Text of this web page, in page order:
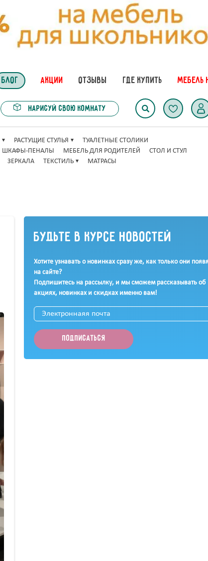
БЛОГ АКЦИИ ОТЗЫВЫ ГДЕ КУПИТЬ МЕБЕЛЬ
Нарисуй свою комнату
РАСТУЩИЕ СТУЛЬЯ
ТУАЛЕТНЫЕ СТОЛИКИ
ШКАФЫ-ПЕНАЛЫ МЕБЕЛЬ ДЛЯ РОДИТЕЛЕЙ
СТОЛ И СТУЛ
ЗЕРКАЛА ТЕКСТИЛЬ МАТРАСЫ
Будьте в курсе новостей
Хотите узнавать о новинках сразу же, как только они
на сайте?
Подпишитесь на рассылку, и мы сможем рассказывать об
акциях, новинках и скидках именно вам!